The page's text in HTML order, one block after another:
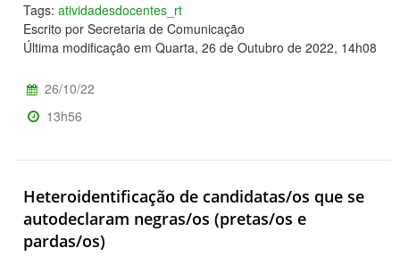
Tags: atividadesdocentes_rt
Escrito por Secretaria de Comunicação
Última modificação em Quarta, 26 de Outubro de 2022, 14h08
26/10/22
13h56
Heteroidentificação de candidatas/os que se
autodeclaram negras/os (pretas/os e
pardas/os)